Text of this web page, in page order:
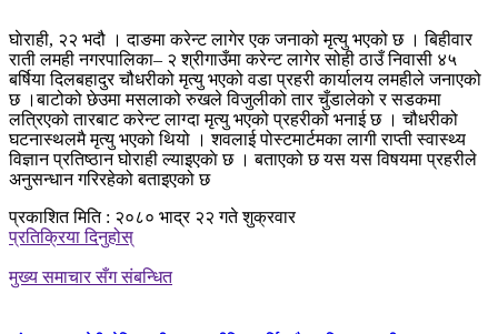
घाेराही, २२ भदौ । दाङमा करेन्ट लागेर एक जनाको मृत्यु भएको छ । बिहीवार
राती लमही नगरपालिका– २ श्रीगाउँमा करेन्ट लागेर सोही ठाउँ निवासी ४५
बर्षिया दिलबहादुर चौधरीको मृत्यु भएको वडा प्रहरी कार्यालय लमहीले जनाएको
छ ।बाटोको छेउमा मसलाको रुखले विजुलीको तार चुँडालेको र सडकमा
लत्रिएको तारबाट करेन्ट लाग्दा मृत्यु भएको प्रहरीको भनाई छ । चौधरीको
घटनास्थलमै मृत्यु भएको थियो । शवलाई पोस्टमार्टमका लागी राप्ती स्वास्थ्य
विज्ञान प्रतिष्ठान घोराही ल्याइएकाे छ । बताएको छ यस यस विषयमा प्रहरीले
अनुसन्धान गरिरहेको बताइएको छ
प्रकाशित मिति : २०८० भाद्र २२ गते शुक्रवार
प्रतिक्रिया दिनुहोस्
मुख्य समाचार सँग संबन्धित